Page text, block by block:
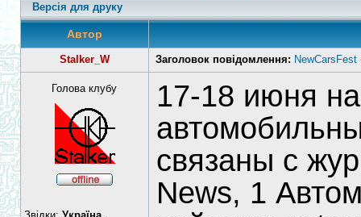
Версія для друку
Автор
Stalker_W Заголовок повідомлення:
Голова клубу
17-18 июня
связаны с
News, 1